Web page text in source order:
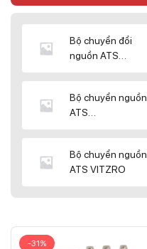
Bộ chuyển đổi
nguồn ATS
Bộ chuyển nguồn
ATS
Bộ chuyển nguồn
ATS VITZRO
-31%